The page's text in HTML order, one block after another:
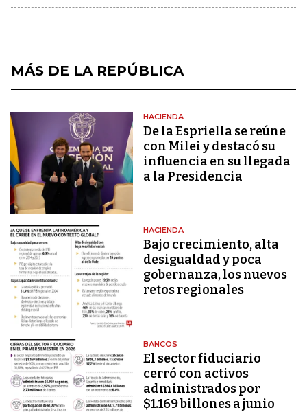
MÁS DE LA REPÚBLICA
HACIENDA
De la Espriella se reúne
con Milei y destacó su
influencia en su llegada
a la Presidencia
HACIENDA
Bajo crecimiento, alta
desigualdad y poca
gobernanza, los nuevos
retos regionales
BANCOS
El sector fiduciario
cerró con activos
administrados por
$1.169 billones a junio